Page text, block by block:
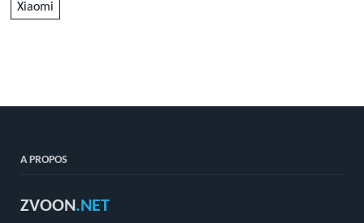
Xiaomi
A PROPOS
ZVOON.NET